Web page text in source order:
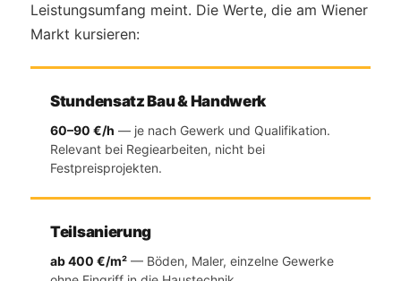
Leistungsumfang meint. Die Werte, die am Wiener
Markt kursieren:
Stundensatz Bau & Handwerk
60–90 €/h — je nach Gewerk und Qualifikation.
Relevant bei Regiearbeiten, nicht bei
Festpreisprojekten.
Teilsanierung
ab 400 €/m² — Böden, Maler, einzelne Gewerke